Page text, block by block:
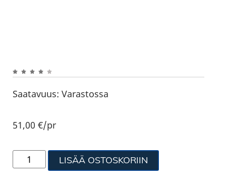
Saatavuus: Varastossa
51,00€/pr
LISÄÄ OSTOSKORIIN